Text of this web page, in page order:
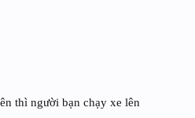
thì người bạn chạy xe lên